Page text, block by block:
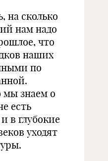
на сколько
нам надо
что
наших
по
мы знаем о
есть
в глубокие
уходят